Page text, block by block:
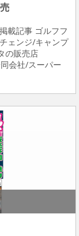
載記事 ゴルフフ
ェンジ/キャンプ
の販売店
会社/スーパー